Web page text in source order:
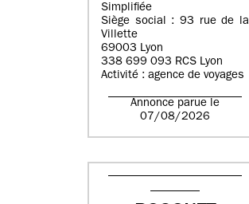
Simplifiée
Siège social : 93 rue de la
Villette
69003 Lyon
338 699 093 RCS Lyon
Activité : agence de voyages
Annonce parue le
07/08/2026